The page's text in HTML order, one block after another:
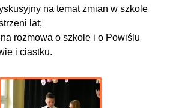
na temat zmian w szkole
lat;
rozmowa o szkole i o Powiślu
i ciastku.